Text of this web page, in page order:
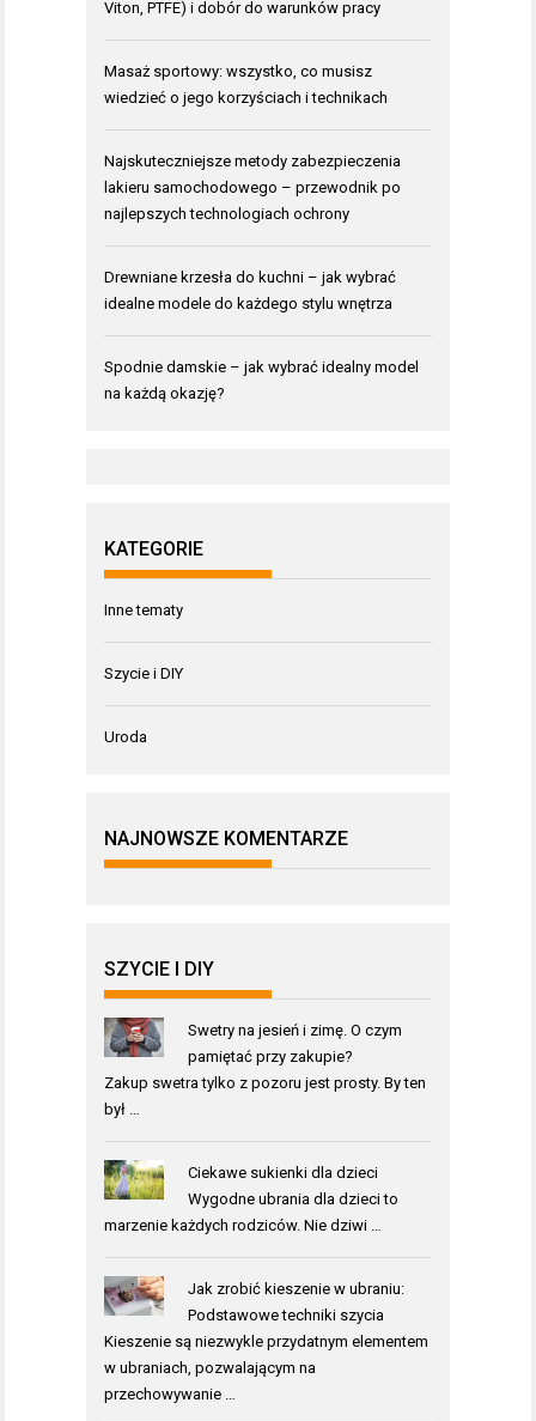
Viton, PTFE) i dobór do warunków pracy
Masaż sportowy: wszystko, co musisz
wiedzieć o jego korzyściach i technikach
Najskuteczniejsze metody zabezpieczenia
lakieru samochodowego – przewodnik po
najlepszych technologiach ochrony
Drewniane krzesła do kuchni – jak wybrać
idealne modele do każdego stylu wnętrza
Spodnie damskie – jak wybrać idealny model
na każdą okazję?
KATEGORIE
Inne tematy
Szycie i DIY
Uroda
NAJNOWSZE KOMENTARZE
SZYCIE I DIY
Swetry na jesień i zimę. O czym
pamiętać przy zakupie?
Zakup swetra tylko z pozoru jest prosty. By ten
był …
Ciekawe sukienki dla dzieci
Wygodne ubrania dla dzieci to
marzenie każdych rodziców. Nie dziwi …
Jak zrobić kieszenie w ubraniu:
Podstawowe techniki szycia
Kieszenie są niezwykle przydatnym elementem
w ubraniach, pozwalającym na
przechowywanie …